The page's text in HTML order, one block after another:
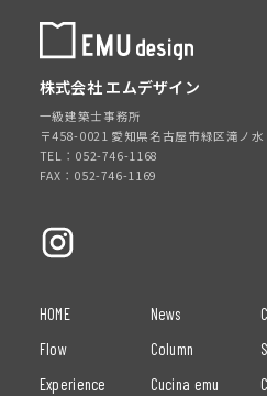
株式会社 エムデザイン
一級建築士事務所
〒458-0021 愛知県名古屋市緑区滝ノ水
TEL：052-746-1168
FAX：052-746-1169
HOME News
Flow
Column
Experience
Cucina emu